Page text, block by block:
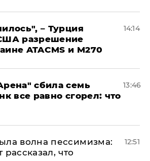
– Турция
разрешение
ATACMS и M270
14:14
сбила семь
все равно сгорел: что
13:46
волна пессимизма:
рассказал, что
12:51